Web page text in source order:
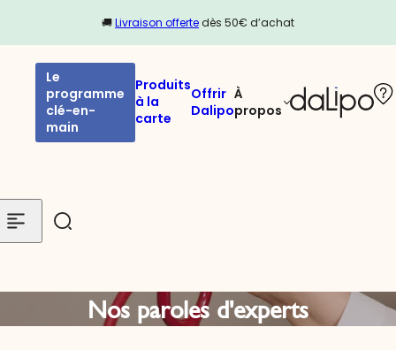
🚚Livraison offertedès 50€ d’achat
Le
programme
clé-en-
main
Produits
à la
carte
Offrir
Dalipo
À
propos
Nos paroles d'experts